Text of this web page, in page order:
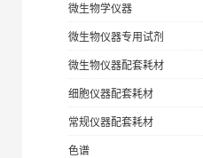
微生物学仪器
微生物仪器专用试剂
微生物仪器配套耗材
细胞仪器配套耗材
常规仪器配套耗材
色谱